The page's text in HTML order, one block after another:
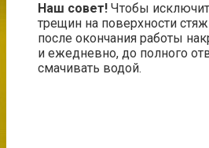
Наш совет! Чтобы
трещин на поверхности
после окончания работы
и ежедневно, до полного
смачивать водой.